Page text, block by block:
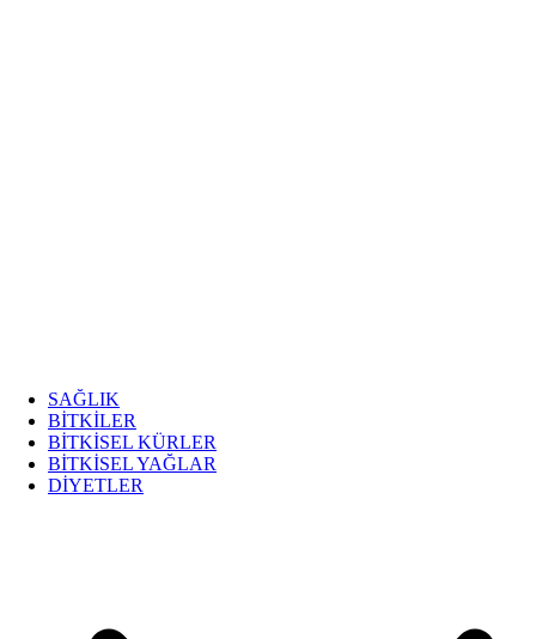
SAĞLIK
BİTKİLER
BİTKİSEL KÜRLER
BİTKİSEL YAĞLAR
DİYETLER